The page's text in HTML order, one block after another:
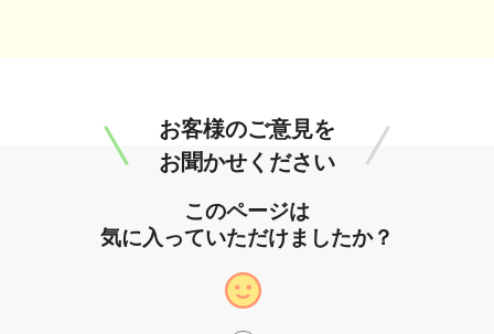
お客様のご意見を
お聞かせください
このページは
気に入っていただけましたか？